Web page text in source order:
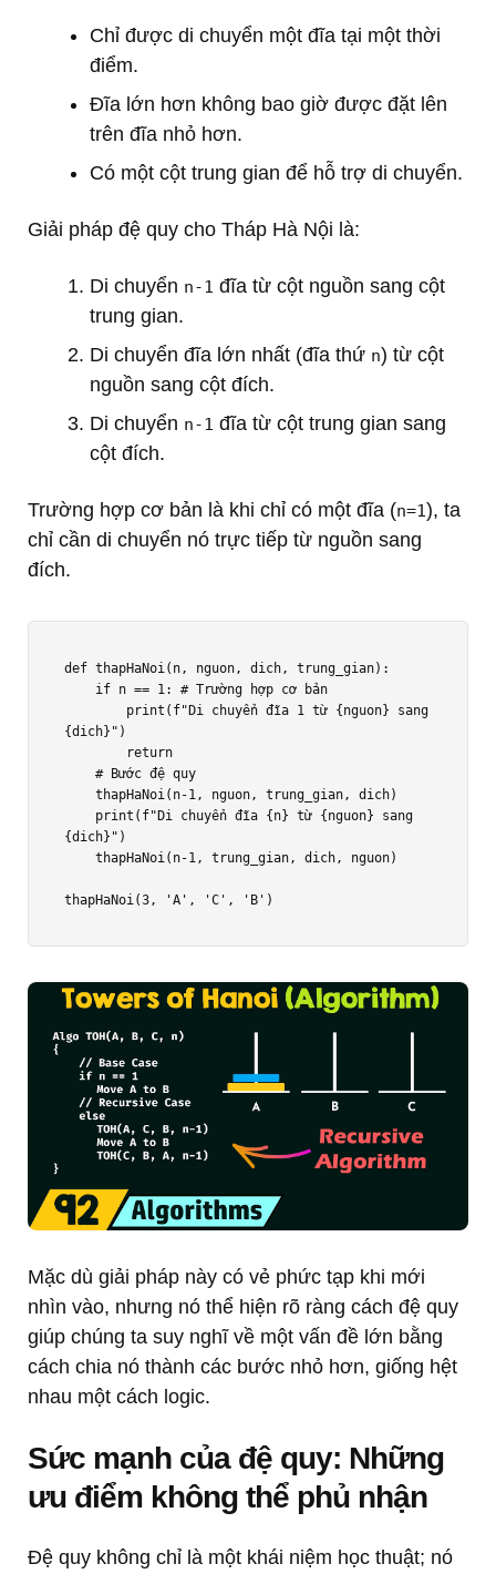
Chỉ được di chuyển một đĩa tại một thời
điểm.
Đĩa lớn hơn không bao giờ được đặt lên
trên đĩa nhỏ hơn.
Có một cột trung gian để hỗ trợ di chuyển.
Giải pháp đệ quy cho Tháp Hà Nội là:
Di chuyển n-1 đĩa từ cột nguồn sang cột
trung gian.
Di chuyển đĩa lớn nhất (đĩa thứ n) từ cột
nguồn sang cột đích.
Di chuyển n-1 đĩa từ cột trung gian sang
cột đích.
Trường hợp cơ bản là khi chỉ có một đĩa (n=1), ta
chỉ cần di chuyển nó trực tiếp từ nguồn sang
đích.
def thapHaNoi(n, nguon, dich, trung_gian):
{dich}")
{dich}")
thapHaNoi(3, 'A', 'C', 'B')
Mặc dù giải pháp này có vẻ phức tạp khi mới
nhìn vào, nhưng nó thể hiện rõ ràng cách đệ quy
giúp chúng ta suy nghĩ về một vấn đề lớn bằng
cách chia nó thành các bước nhỏ hơn, giống hệt
nhau một cách logic.
Sức mạnh của đệ quy: Những
ưu điểm không thể phủ nhận
Đệ quy không chỉ là một khái niệm học thuật; nó